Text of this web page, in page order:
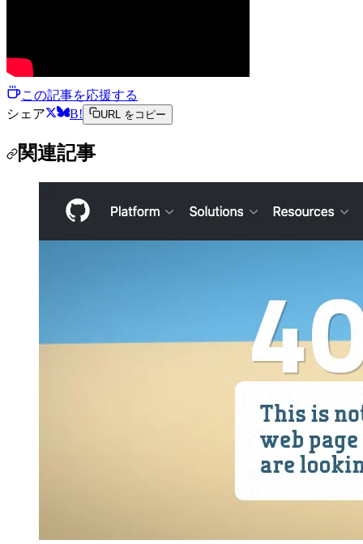
この記事を応援する
シェア
B! URL をコピー
関連記事